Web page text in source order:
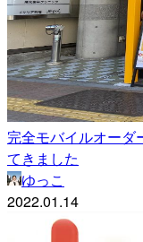
完全モバイルオーダ
てきました
ゆっこ
2022.01.14